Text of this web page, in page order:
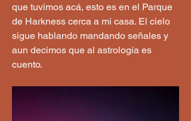
que tuvimos acá, esto es en el Parque
de Harkness cerca a mi casa. El cielo
sigue hablando mandando señales y
aun decimos que al astrología es
cuento.